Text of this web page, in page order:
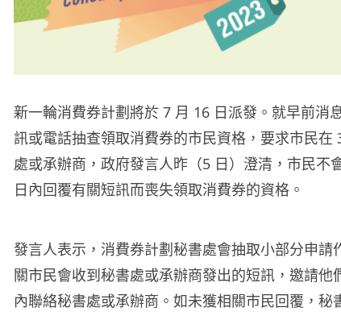
新一輪消費券計劃將於 7 月 16 日派發。就早前消
訊或電話抽查領取消費券的市民資格，要求市民在
處或承辦商，政府發言人昨（5 日）澄清，市民不
日內回覆有關短訊而喪失領取消費券的資格。
發言人表示，消費券計劃秘書處會抽取小部分申請
關市民會收到秘書處或承辦商發出的短訊，邀請他
內聯絡秘書處或承辦商。如未獲相關市民回覆，秘